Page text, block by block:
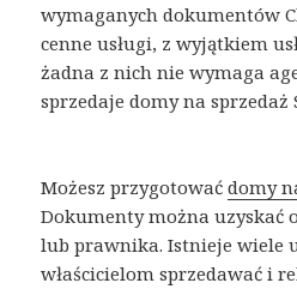
wymaganych dokumentów
cenne usługi, z wyjątkiem
żadna z nich nie wymaga
sprzedaje domy na sprzedaż
Możesz przygotowaćdomy
Dokumenty można uzyskać
lub prawnika. Istnieje wiele
właścicielom sprzedawać i